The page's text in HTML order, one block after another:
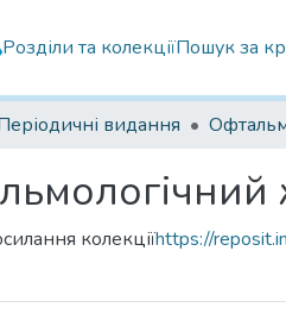
Розділи та колекціїПошук за
видання
колекціїhttps://